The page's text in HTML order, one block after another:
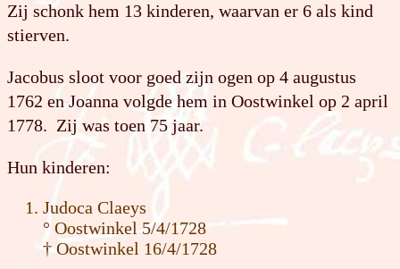
Zij schonk hem 13 kinderen, waarvan er 6 als kind
stierven.
Jacobus sloot voor goed zijn ogen op 4 augustus
1762 en Joanna volgde hem in Oostwinkel op 2 april
1778. Zij was toen 75 jaar.
Hun kinderen:
Judoca Claeys
° Oostwinkel 5/4/1728
† Oostwinkel 16/4/1728